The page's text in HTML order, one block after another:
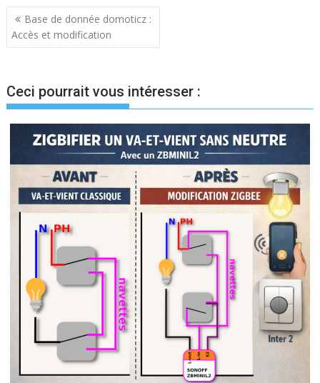
Navigation
de
Base de donnée domoticz :
Accès et modification
Ceci pourrait vous intéresser :